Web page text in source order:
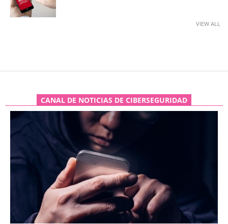
VIEW ALL
CANAL DE NOTICIAS DE CIBERSEGURIDAD